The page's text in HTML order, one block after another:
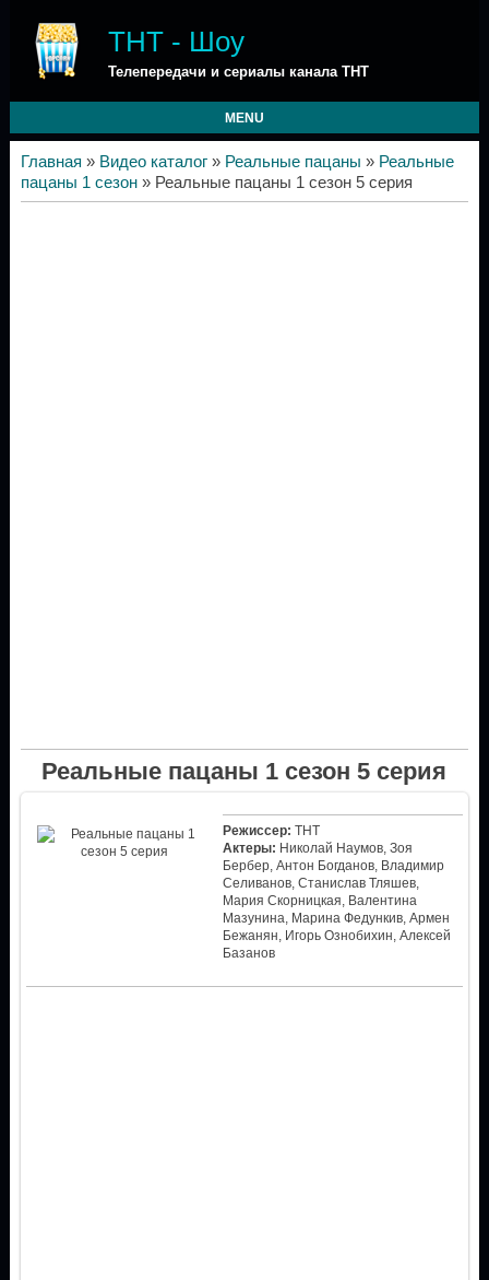
ТНТ - Шоу
Телепередачи и сериалы канала ТНТ
MENU
Главная » Видео каталог» Реальные пацаны » Реальные
пацаны 1 сезон» Реальные пацаны 1 сезон 5 серия
Реальные пацаны 1 сезон 5 серия
Режиссер: ТНТ
Актеры: Николай Наумов, Зоя
Бербер, Антон Богданов, Владимир
Селиванов, Станислав Тляшев,
Мария Скорницкая, Валентина
Мазунина, Марина Федункив, Армен
Бежанян, Игорь Ознобихин, Алексей
Базанов